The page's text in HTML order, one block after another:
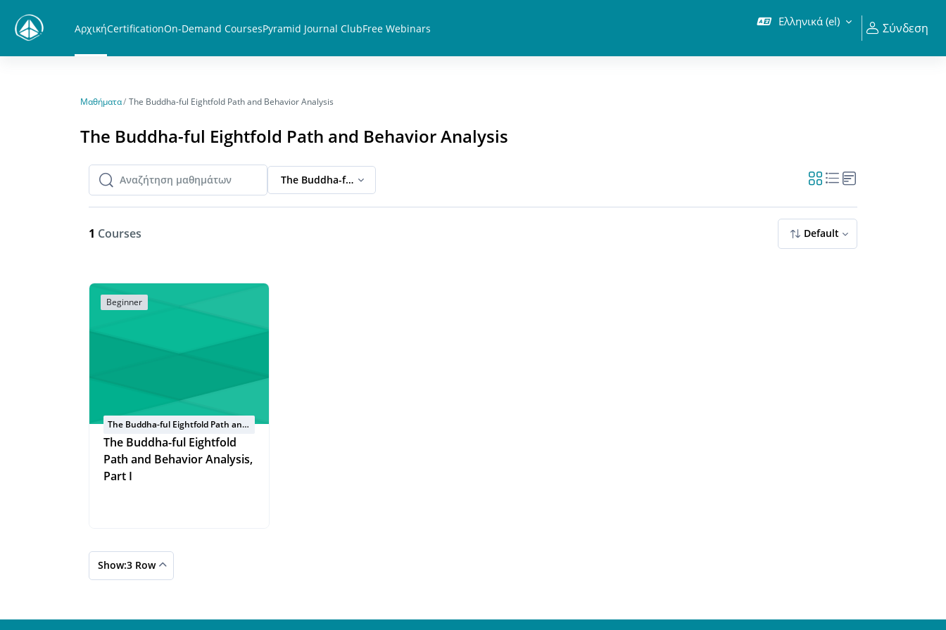
ΑρχικήCertificationOn-Demand CoursesPyramid Journal ClubFree Webinars Ελληνικά ‎(el)‎ Σύνδεση
Μαθήματα The Buddha-ful Eightfold Path and Behavior Analysis
The Buddha-ful Eightfold Path and Behavior Analysis
Αναζήτηση μαθημάτων
Αναζήτηση μαθημάτων The Buddha-ful Eightfold Path and Behavior Analysis
1 Courses Default
Beginner
The Buddha-ful Eightfold Path and
Behavior Analysis
The Buddha-ful Eightfold
Path and Behavior Analysis,
Part I
Show:3 Row